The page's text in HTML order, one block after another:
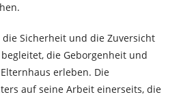
Sicherheit und die Zuversicht
die Geborgenheit und
erleben. Die
auf seine Arbeit einerseits, die